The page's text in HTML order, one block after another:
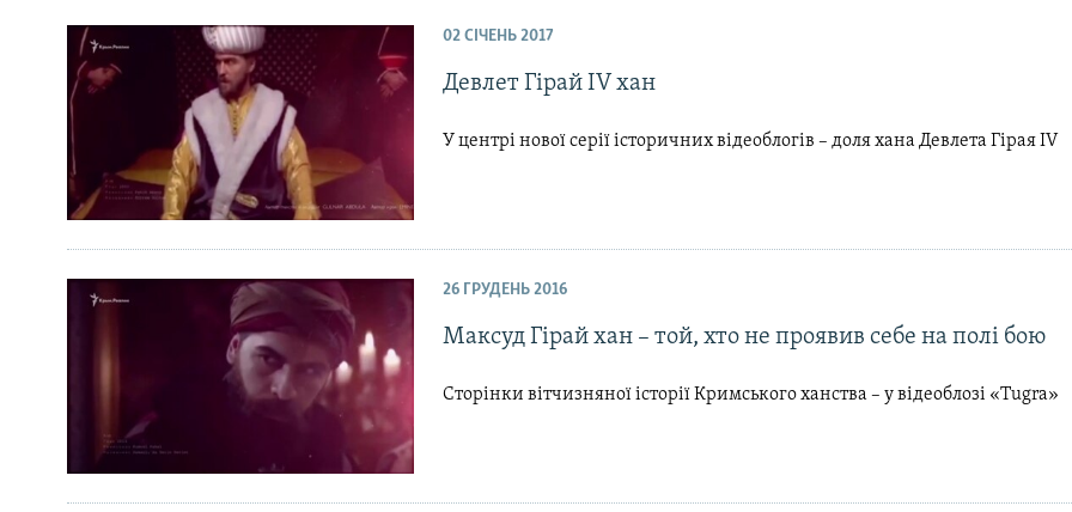
02 СІЧЕНЬ 2017
Девлет Гірай IV хан
У центрі нової серії історичних відеоблогів – доля хана Девлета Гірая IV
26 ГРУДЕНЬ 2016
Максуд Гірай хан – той, хто не проявив себе на полі бою
Сторінки вітчизняної історії Кримського ханства – у відеоблозі «Tugra»